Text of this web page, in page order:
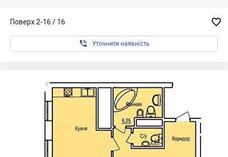
Поверх 2-16 / 16 
 Уточнити наявність